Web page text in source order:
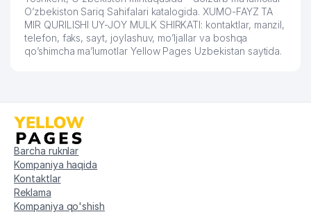
O’zbekiston Sariq Sahifalari katalogida. XUMO-FAYZ TA
MIR QURILISHI UY-JOY MULK SHIRKATI: kontaktlar, manzil,
telefon, faks, sayt, joylashuv, mo’ljallar va boshqa
qo’shimcha ma’lumotlar Yellow Pages Uzbekistan saytida.
Barcha ruknlar
Kompaniya haqida
Kontaktlar
Reklama
Kompaniya qo'shish